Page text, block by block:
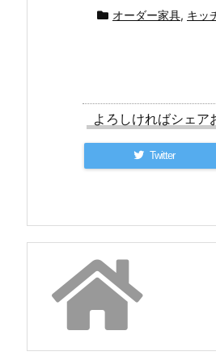
オーダー家具, キッ
よろしければシェア
Twitter